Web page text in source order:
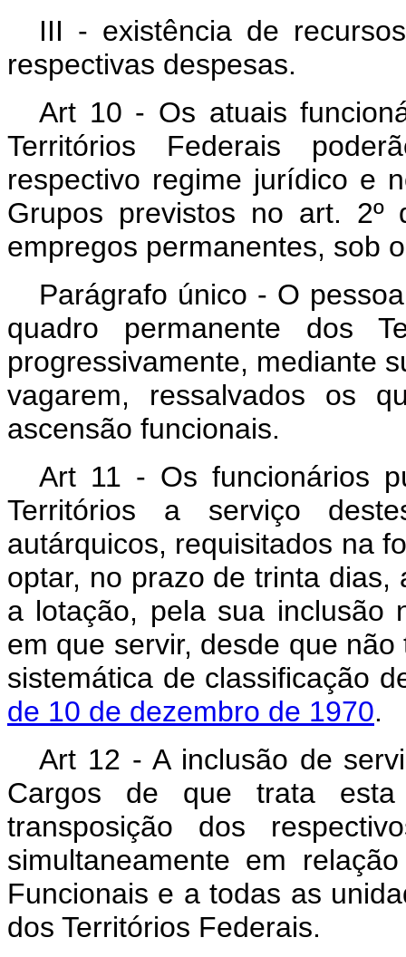
III - existência de
respectivas despesas.
Art 10 - Os atuais
Territórios Federais
respectivo regime jurídico e
Grupos previstos no art. 2º
empregos permanentes, sob
Parágrafo único - O
quadro permanente dos
progressivamente, mediante
vagarem, ressalvados os
ascensão funcionais.
Art 11 - Os funcionários
Territórios a serviço
autárquicos, requisitados na
optar, no prazo de trinta
a lotação, pela sua inclusão
em que servir, desde que
sistemática de classificação
de 10 de dezembro de 1970.
Art 12 - A inclusão de
Cargos de que trata esta
transposição dos
simultaneamente em
Funcionais e a todas as
dos Territórios Federais.